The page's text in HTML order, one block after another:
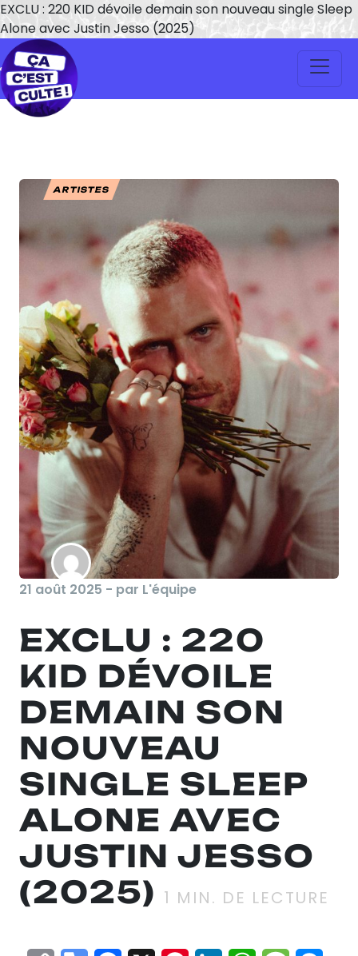
EXCLU : 220 KID dévoile demain son nouveau single Sleep
Alone avec Justin Jesso (2025)
ARTISTES
21 août 2025 - par L'équipe
EXCLU : 220
KID DÉVOILE
DEMAIN SON
NOUVEAU
SINGLE SLEEP
ALONE AVEC
JUSTIN JESSO
(2025) 1 MIN. DE LECTURE